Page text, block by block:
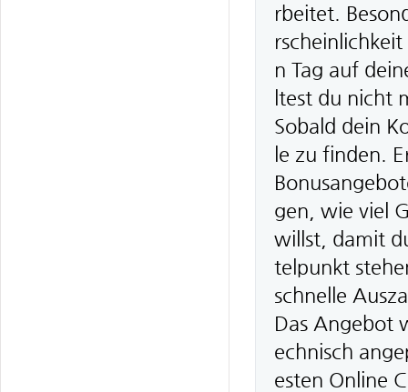
rbeitet.
n Tag auf
ltest du nicht
Sobald dein
le zu finden.
gen, wie viel
willst, damit
telpunkt
schnelle
Das Angebot
echnisch
esten Online